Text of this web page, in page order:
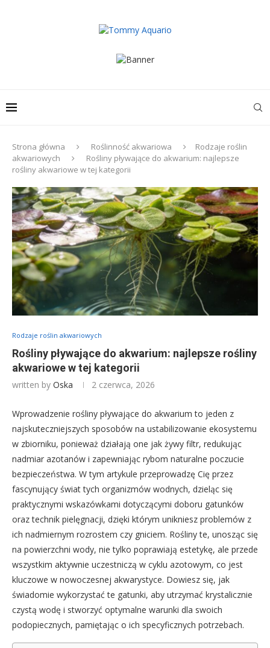
Strona główna Roślinność akwariowa
Rodzaje roślin
akwariowych
Rośliny pływające do akwarium: najlepsze
rośliny akwariowe w tej kategorii
Rodzaje roślin akwariowych
Rośliny pływające do akwarium: najlepsze rośliny
akwariowe w tej kategorii
written by Oska 2 czerwca, 2026
Wprowadzenie rośliny pływające do akwarium to jeden z
najskuteczniejszych sposobów na ustabilizowanie ekosystemu
w zbiorniku, ponieważ działają one jak żywy filtr, redukując
nadmiar azotanów i zapewniając rybom naturalne poczucie
bezpieczeństwa. W tym artykule przeprowadzę Cię przez
fascynujący świat tych organizmów wodnych, dzieląc się
praktycznymi wskazówkami dotyczącymi doboru gatunków
oraz technik pielęgnacji, dzięki którym unikniesz problemów z
ich nadmiernym rozrostem czy gniciem. Rośliny te, unosząc się
na powierzchni wody, nie tylko poprawiają estetykę, ale przede
wszystkim aktywnie uczestniczą w cyklu azotowym, co jest
kluczowe w nowoczesnej akwarystyce. Dowiesz się, jak
świadomie wykorzystać te gatunki, aby utrzymać krystalicznie
czystą wodę i stworzyć optymalne warunki dla swoich
podopiecznych, pamiętając o ich specyficznych potrzebach.